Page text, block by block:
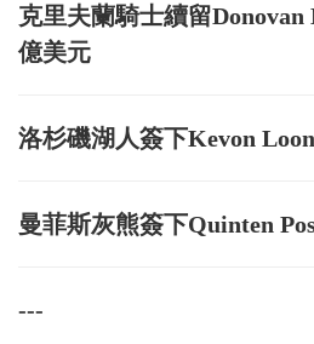
克里夫蘭騎士續留
億美元
洛杉磯湖人簽下Kevon
曼菲斯灰熊簽下Quinten
---